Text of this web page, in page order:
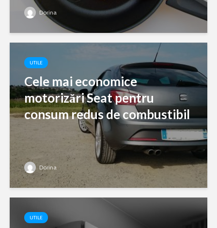
Dorina
UTILE
Cele mai economice
motorizări Seat pentru
consum redus de combustibil
Dorina
UTILE